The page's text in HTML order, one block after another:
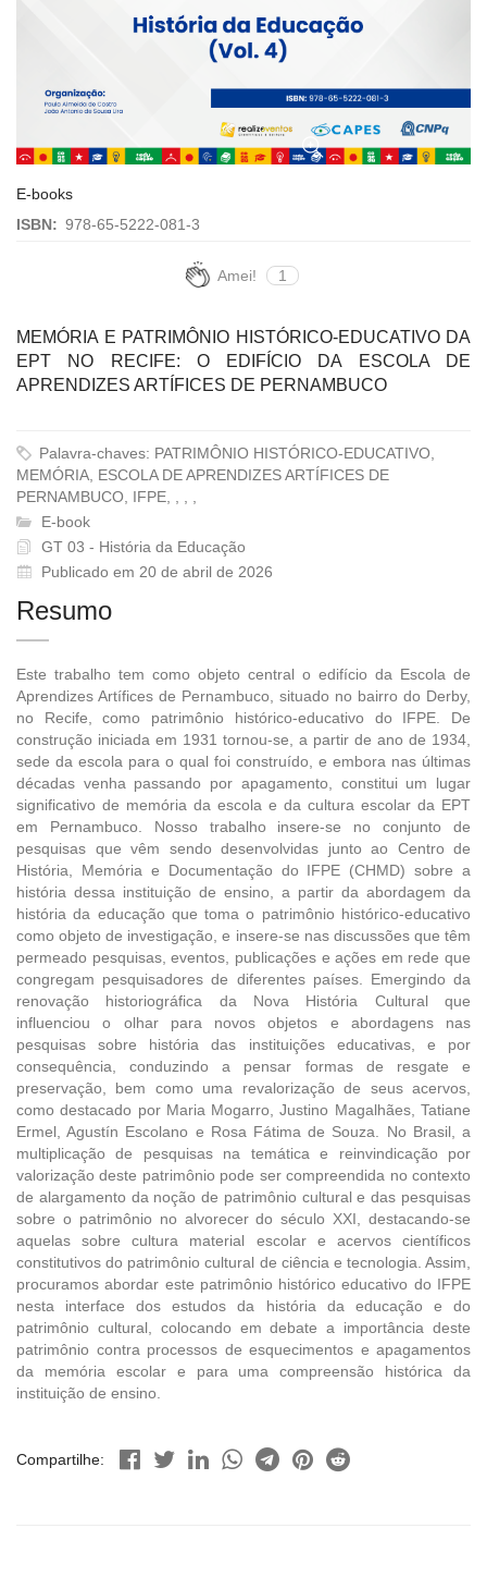
E-books
ISBN: 978-65-5222-081-3
Amei! 1
MEMÓRIA E PATRIMÔNIO HISTÓRICO-EDUCATIVO DA
EPT NO RECIFE: O EDIFÍCIO DA ESCOLA DE
APRENDIZES ARTÍFICES DE PERNAMBUCO
Palavra-chaves: PATRIMÔNIO HISTÓRICO-EDUCATIVO,
MEMÓRIA, ESCOLA DE APRENDIZES ARTÍFICES DE
PERNAMBUCO, IFPE, , , ,
E-book
GT 03 - História da Educação
Publicado em 20 de abril de 2026
Resumo
Este trabalho tem como objeto central o edifício da Escola de
Aprendizes Artífices de Pernambuco, situado no bairro do Derby,
no Recife, como patrimônio histórico-educativo do IFPE. De
construção iniciada em 1931 tornou-se, a partir de ano de 1934,
sede da escola para o qual foi construído, e embora nas últimas
décadas venha passando por apagamento, constitui um lugar
significativo de memória da escola e da cultura escolar da EPT
em Pernambuco. Nosso trabalho insere-se no conjunto de
pesquisas que vêm sendo desenvolvidas junto ao Centro de
História, Memória e Documentação do IFPE (CHMD) sobre a
história dessa instituição de ensino, a partir da abordagem da
história da educação que toma o patrimônio histórico-educativo
como objeto de investigação, e insere-se nas discussões que têm
permeado pesquisas, eventos, publicações e ações em rede que
congregam pesquisadores de diferentes países. Emergindo da
renovação historiográfica da Nova História Cultural que
influenciou o olhar para novos objetos e abordagens nas
pesquisas sobre história das instituições educativas, e por
consequência, conduzindo a pensar formas de resgate e
preservação, bem como uma revalorização de seus acervos,
como destacado por Maria Mogarro, Justino Magalhães, Tatiane
Ermel, Agustín Escolano e Rosa Fátima de Souza. No Brasil, a
multiplicação de pesquisas na temática e reinvindicação por
valorização deste patrimônio pode ser compreendida no contexto
de alargamento da noção de patrimônio cultural e das pesquisas
sobre o patrimônio no alvorecer do século XXI, destacando-se
aquelas sobre cultura material escolar e acervos científicos
constitutivos do patrimônio cultural de ciência e tecnologia. Assim,
procuramos abordar este patrimônio histórico educativo do IFPE
nesta interface dos estudos da história da educação e do
patrimônio cultural, colocando em debate a importância deste
patrimônio contra processos de esquecimentos e apagamentos
da memória escolar e para uma compreensão histórica da
instituição de ensino.
Compartilhe: